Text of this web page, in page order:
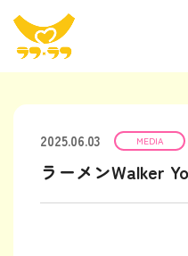
2025.06.03 MEDIA
ラーメンWalker